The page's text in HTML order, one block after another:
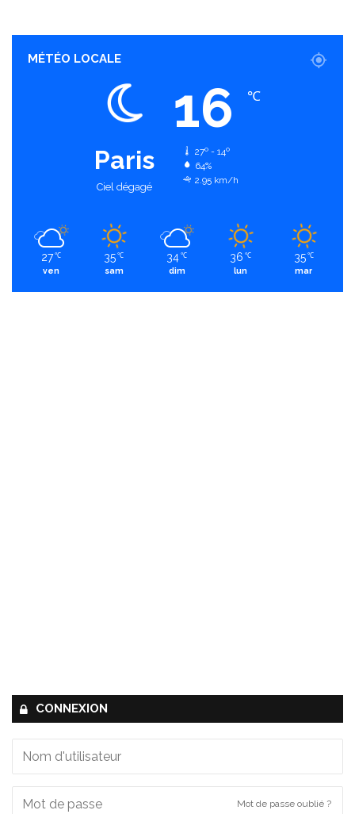
MÉTÉO LOCALE
Paris
Ciel dégagé
16 ℃
27º - 14º
64%
2.95 km/h
27 ℃
ven
35 ℃
sam
34 ℃
dim
36 ℃
lun
35 ℃
mar
CONNEXION
Mot de passe oublié ?